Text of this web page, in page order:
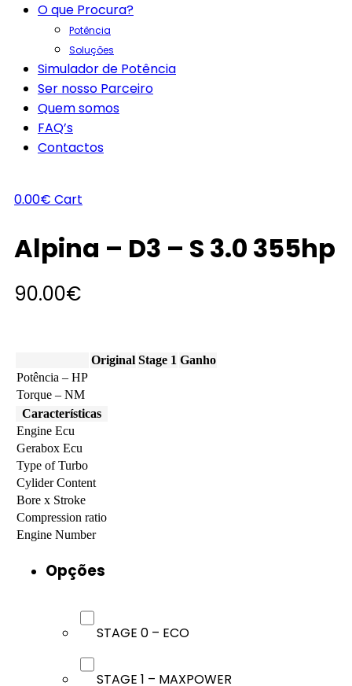
O que Procura?
Potência
Soluções
Simulador de Potência
Ser nosso Parceiro
Quem somos
FAQ’s
Contactos
0.00€ Cart
Alpina – D3 – S 3.0 355hp
90.00€
Original Stage 1 Ganho
Potência – HP
Torque – NM
Características
Engine Ecu
Gerabox Ecu
Type of Turbo
Cylider Content
Bore x Stroke
Compression ratio
Engine Number
Opções
STAGE 0 – ECO
STAGE 1 – MAXPOWER